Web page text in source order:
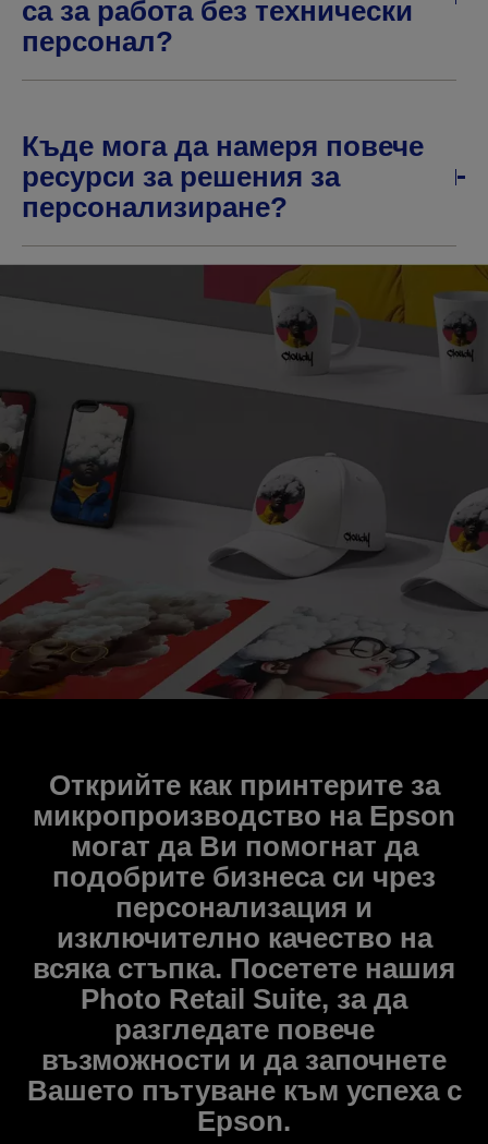
са за работа без технически
персонал?
Къде мога да намеря повече
ресурси за решения за
персонализиране?
Открийте как принтерите за
микропроизводство на Epson
могат да Ви помогнат да
подобрите бизнеса си чрез
персонализация и
изключително качество на
всяка стъпка. Посетете нашия
Photo Retail Suite, за да
разгледате повече
възможности и да започнете
Вашето пътуване към успеха с
Epson.